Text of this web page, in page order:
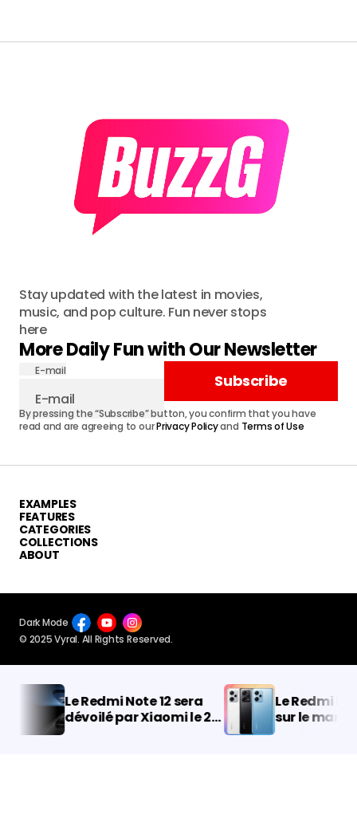
Stay updated with the latest in movies,
music, and pop culture. Fun never stops
here
More Daily Fun with Our Newsletter
E-mail
Subscribe
By pressing the “Subscribe” button, you confirm that you have
read and are agreeing to ourPrivacy Policyand Terms of Use
EXAMPLES
FEATURES
CATEGORIES
COLLECTIONS
ABOUT
© 2025 Vyral. All Rights Reserved.
Dark Mode
Le Redmi Note 12 sera
dévoilé par Xiaomi le 27
octobre
Le Redmi Note
sur le marché
Voici la date